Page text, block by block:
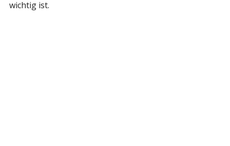
wichtig ist.